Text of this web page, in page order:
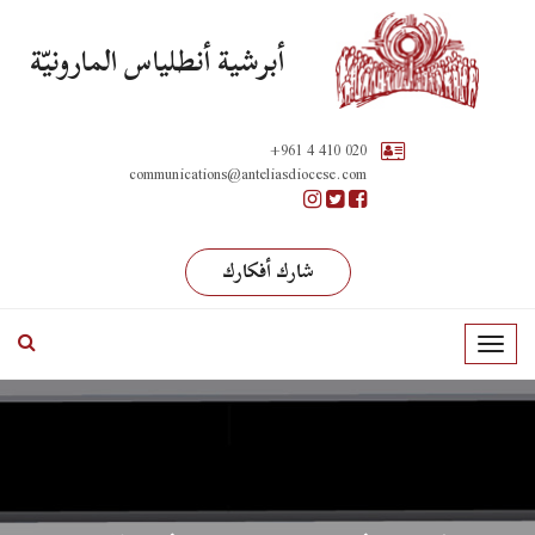
أبرشية أنطلياس المارونيّة
+961 4 410 020
communications@anteliasdiocese.com
شارك أفكارك
T
o
g
n